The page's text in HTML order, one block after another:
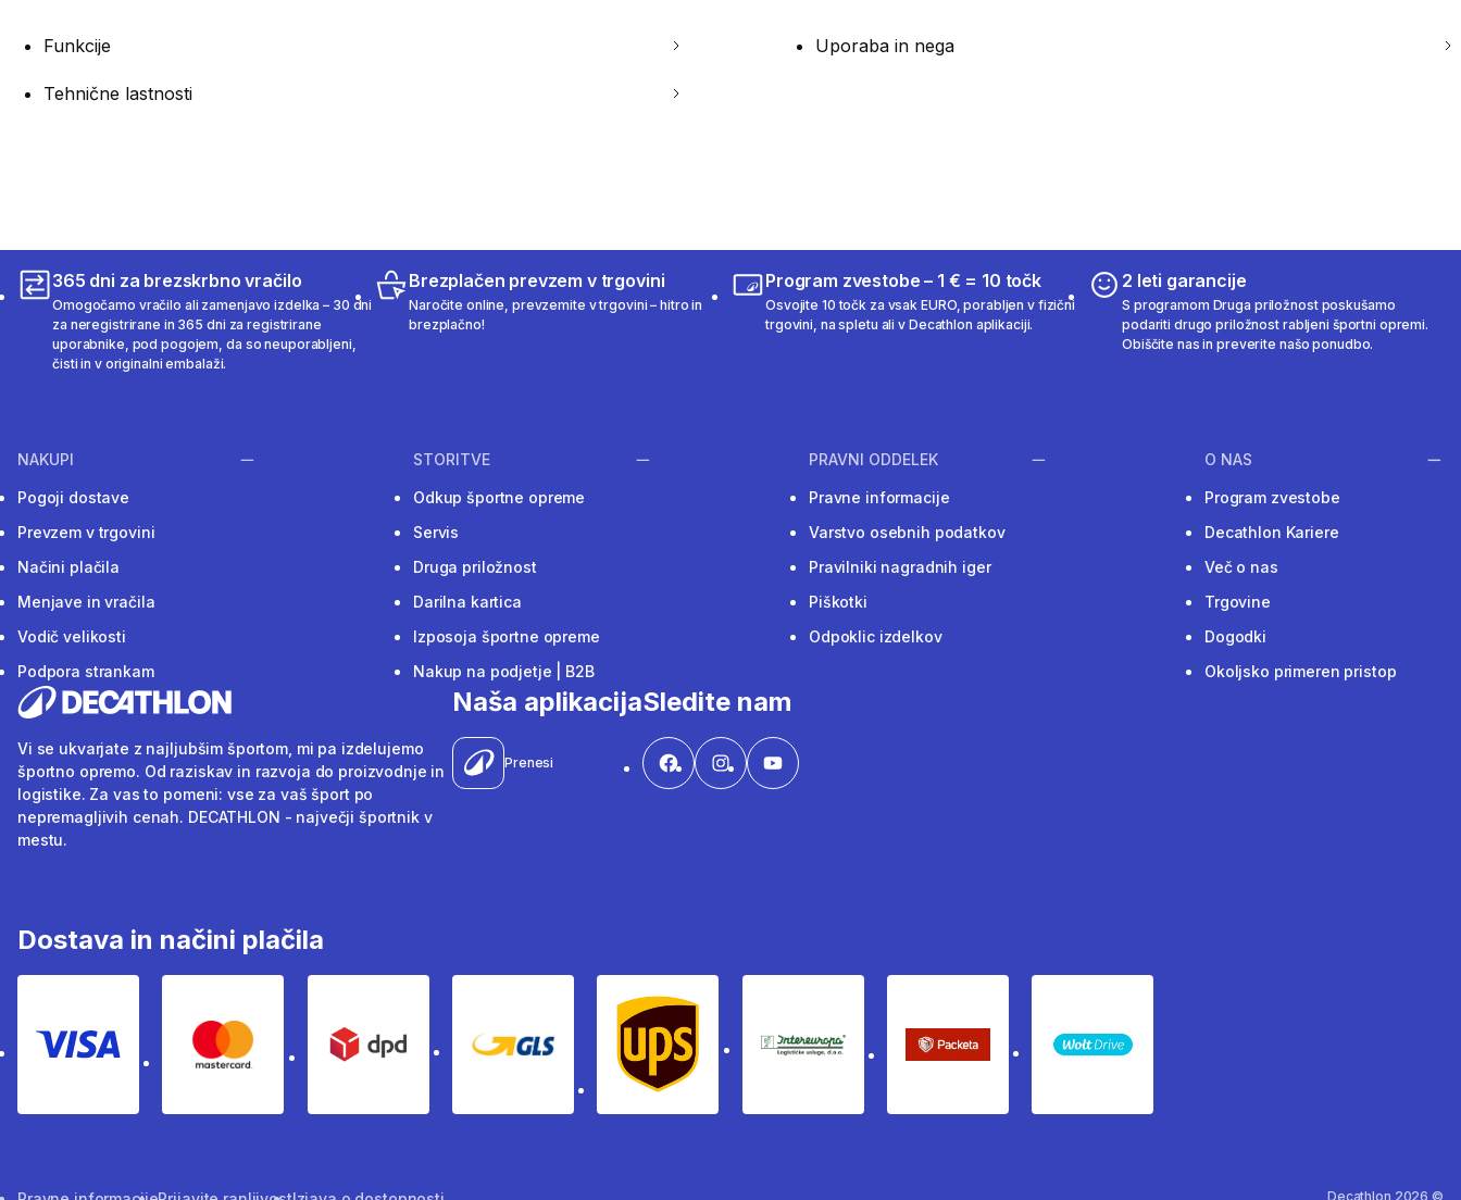
Funkcije Uporaba in nega
Tehnične lastnosti
365 dni za brezskrbno vračilo
Omogočamo vračilo ali zamenjavo izdelka – 30 dni
za neregistrirane in 365 dni za registrirane
uporabnike, pod pogojem, da so neuporabljeni,
čisti in v originalni embalaži.
Brezplačen prevzem v trgovini
Naročite online, prevzemite v trgovini – hitro in
brezplačno!
Program zvestobe – 1 € = 10 točk
Osvojite 10 točk za vsak EURO, porabljen v fizični
trgovini, na spletu ali v Decathlon aplikaciji.
2 leti garancije
S programom Druga priložnost poskušamo
podariti drugo priložnost rabljeni športni opremi.
Obiščite nas in preverite našo ponudbo.
NAKUPI
Pogoji dostave
Prevzem v trgovini
Načini plačila
Menjave in vračila
Vodič velikosti
Podpora strankam
STORITVE
Odkup športne opreme
Servis
Druga priložnost
Darilna kartica
Izposoja športne opreme
Nakup na podjetje | B2B
PRAVNI ODDELEK
Pravne informacije
Varstvo osebnih podatkov
Pravilniki nagradnih iger
Piškotki
Odpoklic izdelkov
O NAS
Program zvestobe
Decathlon Kariere
Več o nas
Trgovine
Dogodki
Okoljsko primeren pristop
Vi se ukvarjate z najljubšim športom, mi pa izdelujemo
športno opremo. Od raziskav in razvoja do proizvodnje in
logistike. Za vas to pomeni: vse za vaš šport po
nepremagljivih cenah. DECATHLON - največji športnik v
mestu.
Naša aplikacija
Prenesi
Sledite nam
Dostava in načini plačila
Visa Mastercard Dpd Gls Ups Intereuropa Packeta Sledenje pošiljki
WOLT
Decathlon 2026 ©